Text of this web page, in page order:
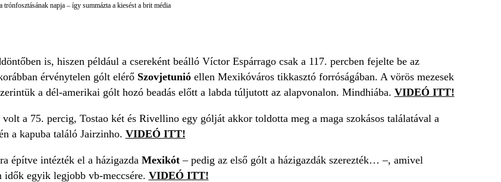
trónfosztásának napja – így summázta a kiesést a brit média
is, hiszen például a csereként beálló Víctor Espárrago csak a 117. percben fejelte be az
érvénytelen gólt elérő Szovjetunióellen Mexikóváros tikkasztó forróságában. A vörös mezesek
a dél-amerikai gólt hozó beadás előtt a labda túljutott az alapvonalon. Mindhiába. VIDEÓ ITT!
a 75. percig, Tostao két és Rivellino egy gólját akkor toldotta meg a maga szokásos találatával a
a kapuba találó Jairzinho. VIDEÓ ITT!
építve intézték el a házigazda Mexikót– pedig az első gólt a házigazdák szerezték… –, amivel
egyik legjobb vb-meccsére. VIDEÓ ITT!